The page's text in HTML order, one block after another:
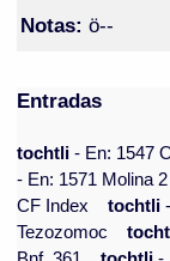
Notas: ö--
Entradas
tochtli- En: 1547
- En: 1571 Molina 2
CF Index
tochtli
Tezozomoc